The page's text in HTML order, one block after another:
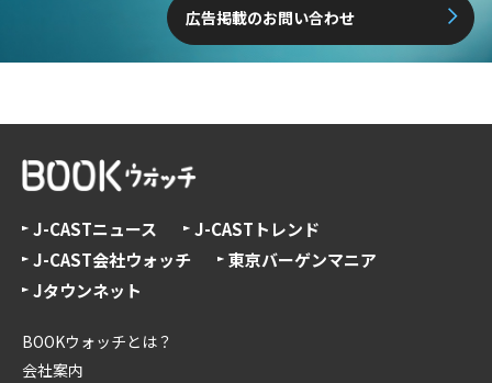
広告掲載のお問い合わせ
J-CASTニュース
J-CASTトレンド
J-CAST会社ウォッチ
東京バーゲンマニア
Jタウンネット
BOOKウォッチとは？
会社案内